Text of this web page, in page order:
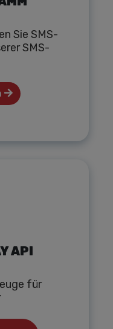
Sie SMS-
SMS-
API
für